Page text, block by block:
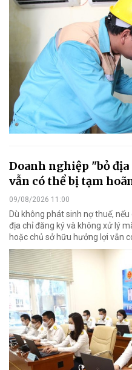
Doanh nghiệp "bỏ
vẫn có thể bị tạm
09/08/2026 11:00
Dù không phát sinh nợ thuế,
địa chỉ đăng ký và không xử lý
hoặc chủ sở hữu hưởng lợi vẫn